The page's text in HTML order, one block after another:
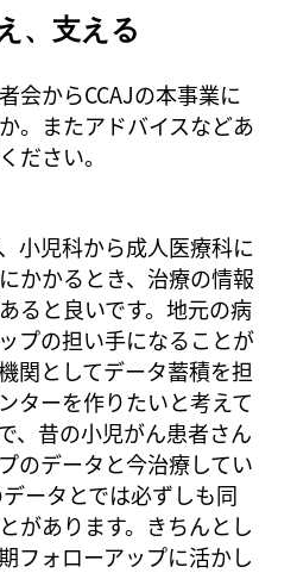
、支える
会からCCAJの本事業に
。またアドバイスなどあ
ださい。
小児科から成人医療科に
かかるとき、治療の情報
ると良いです。地元の病
プの担い手になることが
関としてデータ蓄積を担
ターを作りたいと考えて
、昔の小児がん患者さん
のデータと今治療してい
ータとでは必ずしも同
があります。きちんとし
フォローアップに活かし